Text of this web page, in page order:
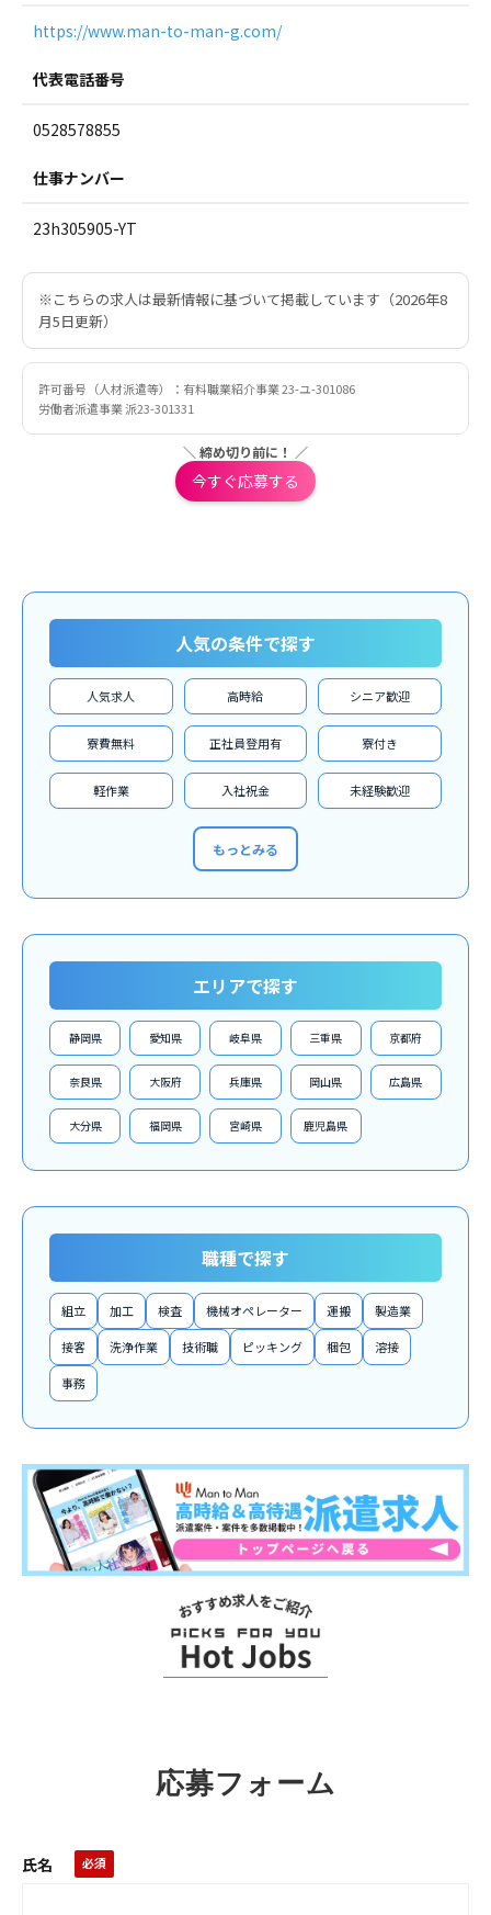
https://www.man-to-man-g.com/
代表電話番号
0528578855
仕事ナンバー
23h305905-YT
※こちらの求人は最新情報に基づいて掲載しています（2026年8
月5日更新）
許可番号（人材派遣等）：有料職業紹介事業 23-ユ-301086
労働者派遣事業 派23-301331
＼ 締め切り前に！ ／
今すぐ応募する
人気の条件で探す
人気求人 高時給 シニア歓迎
寮費無料 正社員登用有 寮付き
軽作業 入社祝金 未経験歓迎
もっとみる
エリアで探す
静岡県 愛知県 岐阜県 三重県 京都府
奈良県 大阪府 兵庫県 岡山県 広島県
大分県 福岡県 宮崎県 鹿児島県
職種で探す
組立 加工 検査 機械オペレーター 運搬 製造業
接客 洗浄作業 技術職 ピッキング 梱包 溶接
事務
応募フォーム
氏名